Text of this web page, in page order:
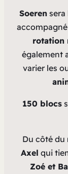
Soerensera
accompagné
rotation
également
varier les
150 blocs
Du côté du
Axel qui
Zoé et